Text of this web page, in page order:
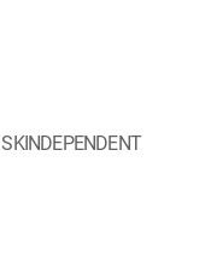
SKINDEPENDENT